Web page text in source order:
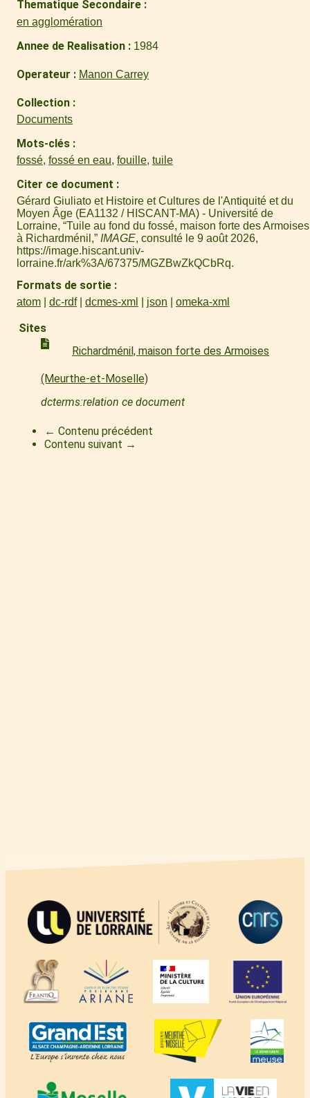
Thematique Secondaire
en agglomération
Annee de Realisation 1984
Operateur Manon Carrey
Collection
Documents
Mots-clés
fossé, fossé en eau, fouille, tuile
Citer ce document
Gérard Giuliato et Histoire et Cultures de l'Antiquité et du
Moyen Âge (EA1132 / HISCANT-MA) - Université de
Lorraine, “Tuile au fond du fossé, maison forte des Armoises
à Richardménil,” IMAGE, consulté le 9 août 2026,
https://image.hiscant.univ-
lorraine.fr/ark%3A/67375/MGZBwZkQCbRq.
Formats de sortie
atom dc-rdf dcmes-xml json omeka-xml
Sites
Richardménil, maison forte des Armoises
(Meurthe-et-Moselle)
dcterms:relation ce document
← Contenu précédent
Contenu suivant →